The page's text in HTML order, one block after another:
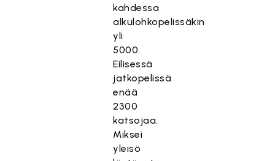
kahdessa
alkulohkopelissäkin
yli
5000.
Eilisessä
jatkopelissä
enää
2300
katsojaa.
Miksei
yleisö